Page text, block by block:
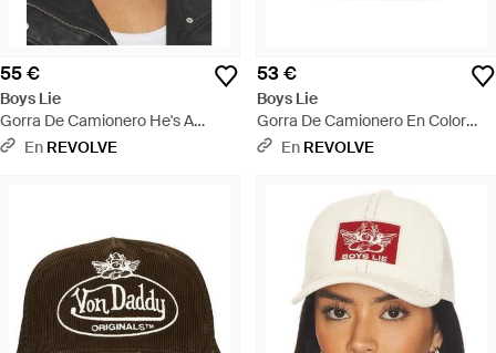
55 €
Boys Lie
Gorra De Camionero He's A
Cheetah En Color Negro Talla -
En REVOLVE
53 €
Boys Lie
Gorra De Camionero En Color
Rojo Talla - Rojo
En REVOLVE